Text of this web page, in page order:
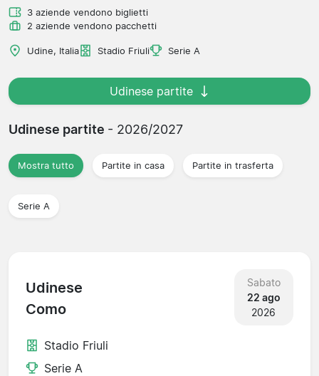
3 aziende vendono biglietti
2 aziende vendono pacchetti
Udine, Italia Stadio Friuli Serie A
Udinese partite
Udinese partite - 2026/2027
Mostra tutto Partite in casa Partite in trasferta
Serie A
Udinese
Como
Sabato
22 ago
2026
Stadio Friuli
Serie A